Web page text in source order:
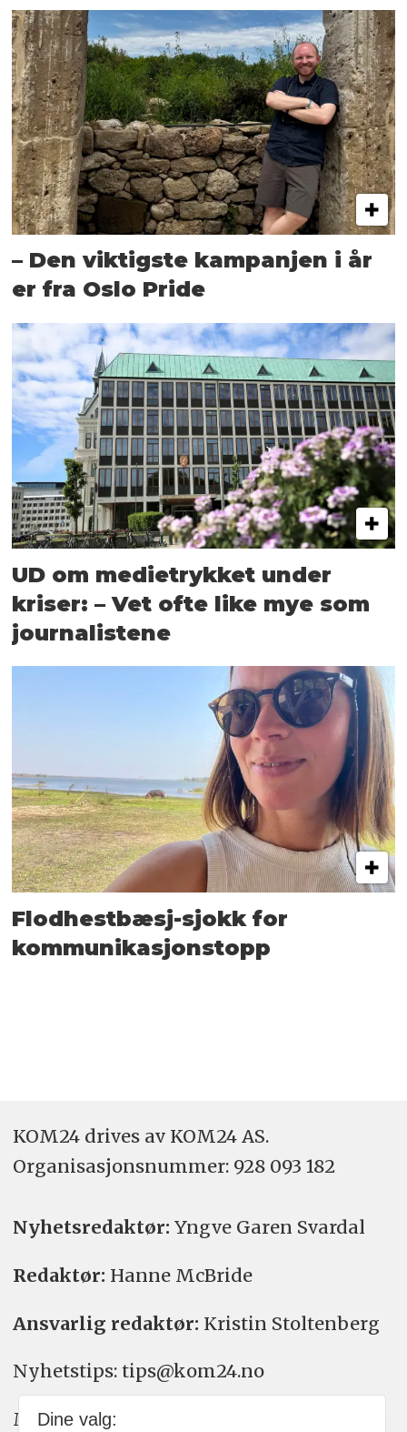
– Den viktigste kampanjen i år
er fra Oslo Pride
UD om medietrykket under
kriser: – Vet ofte like mye som
journalistene
Flodhestbæsj-sjokk for
kommunikasjonstopp
KOM24 drives av KOM24 AS.
Organisasjons­nummer: 928 093 182
Nyhetsredaktør: Yngve Garen Svardal
Redaktør: Hanne McBride
Ansvarlig redaktør: Kristin Stoltenberg
Nyhetstips: tips@kom24.no
Meninger: meninger@kom24.no
Dine valg: